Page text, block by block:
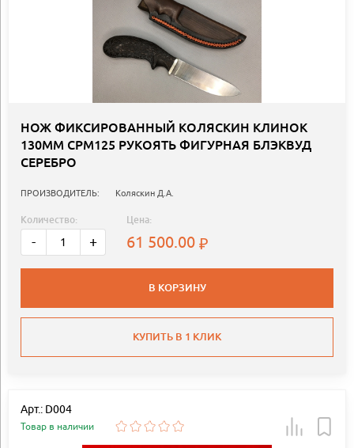
НОЖ ФИКСИРОВАННЫЙ КОЛЯСКИН КЛИНОК
130ММ CPM125 РУКОЯТЬ ФИГУРНАЯ БЛЭКВУД
СЕРЕБРО
ПРОИЗВОДИТЕЛЬ: Коляскин Д.А.
Количество:
- +
Цена:
61 500.00
В КОРЗИНУ
КУПИТЬ В 1 КЛИК
Арт.: D004
Товар в наличии